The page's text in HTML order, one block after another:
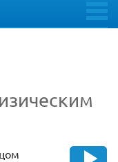
toggle